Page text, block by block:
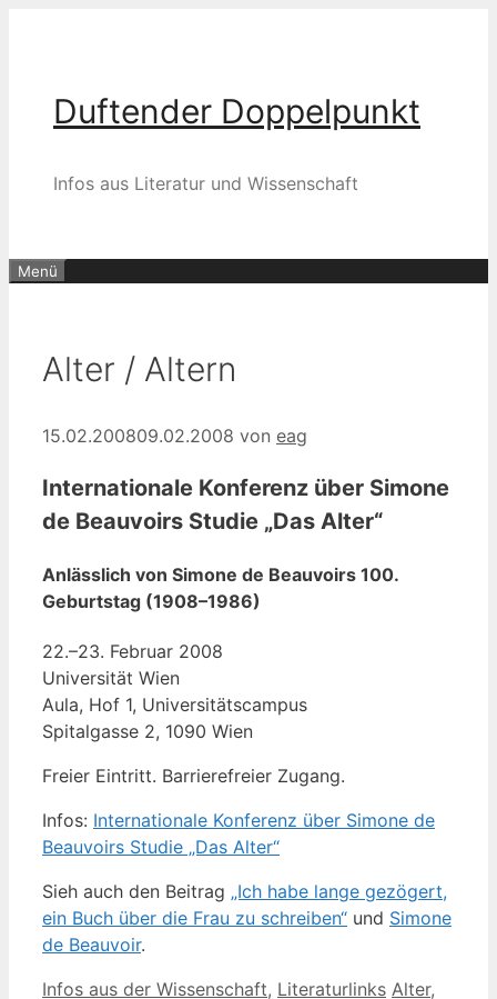
Duftender Doppelpunkt
Infos aus Literatur und Wissenschaft
Menü
Alter / Altern
15.02.200809.02.2008 von eag
Internationale Konferenz über Simone
de Beauvoirs Studie „Das Alter“
Anlässlich von Simone de Beauvoirs 100.
Geburtstag (1908–1986)
22.–23. Februar 2008
Universität Wien
Aula, Hof 1, Universitätscampus
Spitalgasse 2, 1090 Wien
Freier Eintritt. Barrierefreier Zugang.
Infos: Internationale Konferenz über Simone de
Beauvoirs Studie „Das Alter“
Sieh auch den Beitrag „Ich habe lange gezögert,
ein Buch über die Frau zu schreiben“ und Simone
de Beauvoir.
Kategorien
Infos aus der Wissenschaft, Literaturlinks Alter,